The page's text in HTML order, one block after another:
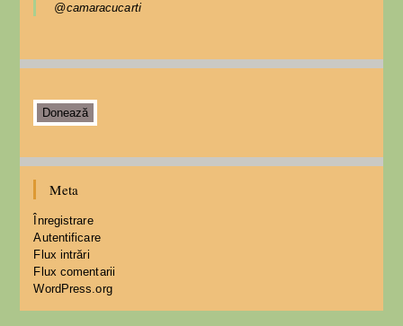
@camaracucarti
Donează
Meta
Înregistrare
Autentificare
Flux intrări
Flux comentarii
WordPress.org